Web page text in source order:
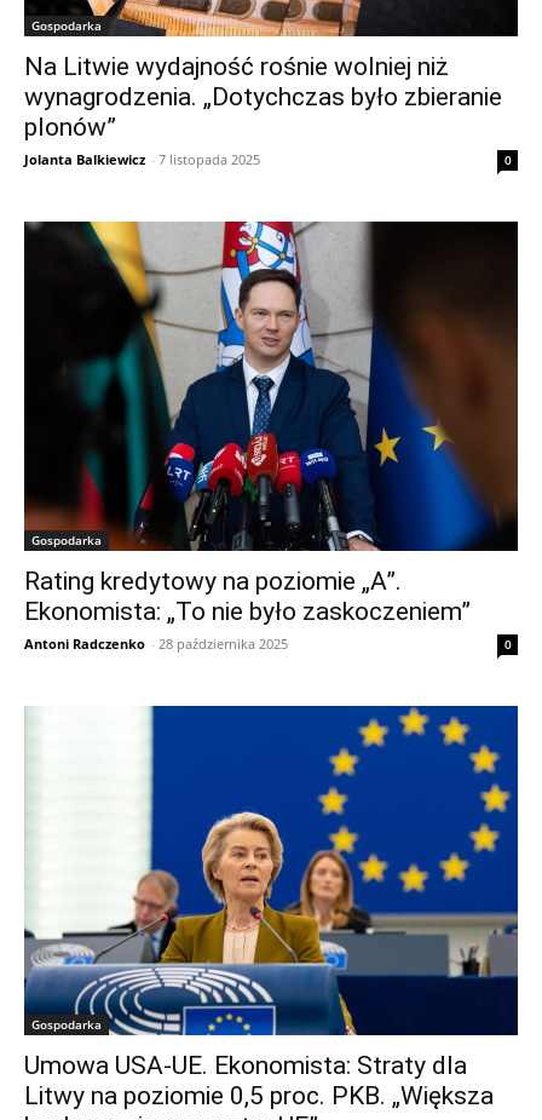
Gospodarka
Na Litwie wydajność rośnie wolniej niż
wynagrodzenia. „Dotychczas było zbieranie
plonów”
Jolanta Balkiewicz - 7 listopada 2025 0
Gospodarka
Rating kredytowy na poziomie „A”.
Ekonomista: „To nie było zaskoczeniem”
Antoni Radczenko - 28 października 2025 0
Gospodarka
Umowa USA-UE. Ekonomista: Straty dla
Litwy na poziomie 0,5 proc. PKB. „Większa